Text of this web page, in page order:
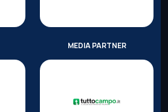
MEDIA PARTNER